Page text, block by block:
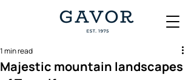
Majestic mountain landscapes
1 min read